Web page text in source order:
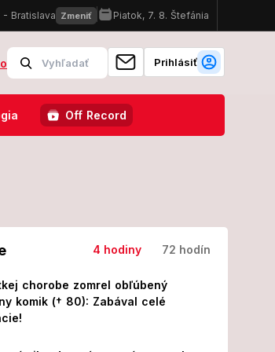
varuje ľudí FOTO Adela Vinczeová sa
Prihlásiť
Off Record
4 hodiny 72 hodín
chorobe zomrel obľúbený
komik († 80): Zabával celé